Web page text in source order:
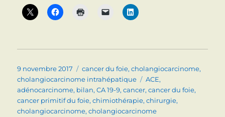
Publié
le
9 novembre 2017 Catégories
cancer du foie,cholangiocarcinome,
cholangiocarcinome intrahépatique
Étiquettes
ACE,
adénocarcinome, bilan,CA 19-9,cancer,cancer du foie,
cancer primitif du foie,chimiothérapie,chirurgie,
cholangiocarcinome,cholangiocarcinome